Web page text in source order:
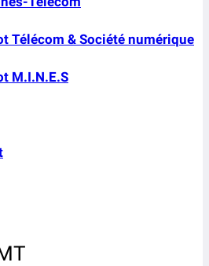
Télécom & Société numérique
M.I.N.E.S